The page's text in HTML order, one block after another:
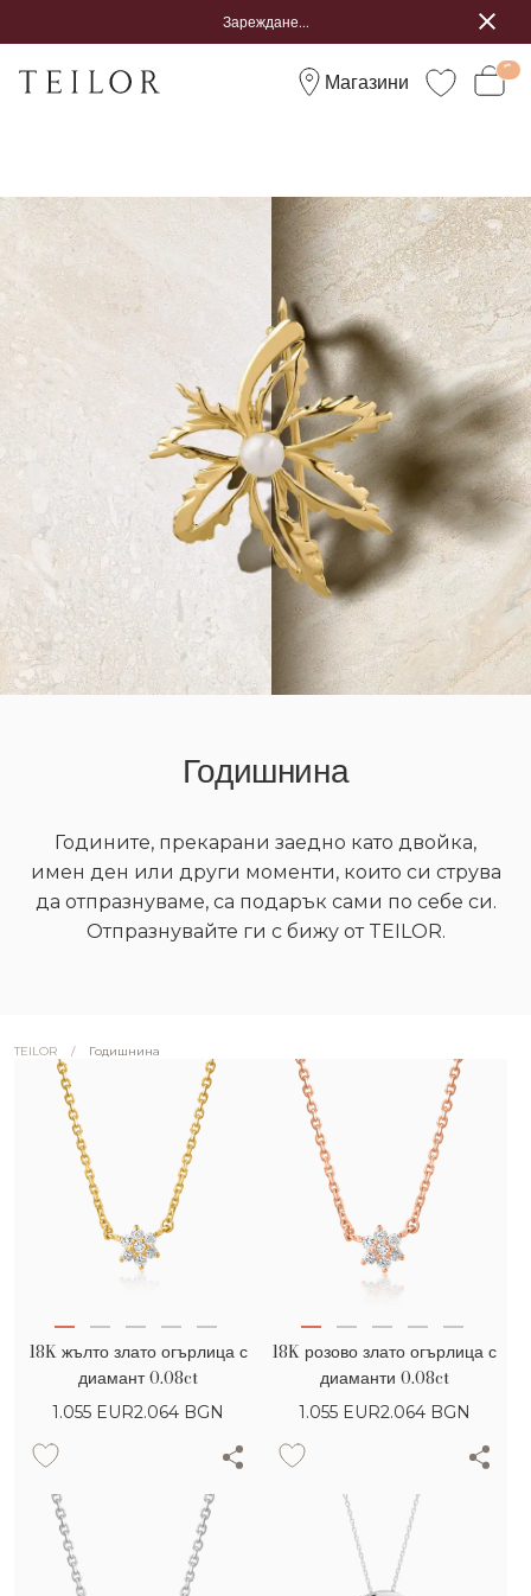
Зареждане...
Магазини
Годишнина
Годините, прекарани заедно като двойка,
имен ден или други моменти, които си струва
да отпразнуваме, са подарък сами по себе си.
Отпразнувайте ги с бижу от TEILOR.
TEILOR / Годишнина
18K жълто злато огърлица с
диамант 0.08ct
1.055 EUR2.064 BGN
18K розово злато огърлица с
диаманти 0.08ct
1.055 EUR2.064 BGN